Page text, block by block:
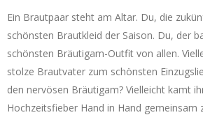
Ein Brautpaar steht am Altar. Du, die
schönsten Brautkleid der Saison. Du, der
schönsten Bräutigam-Outfit von allen.
stolze Brautvater zum schönsten
den nervösen Bräutigam? Vielleicht kamt
Hochzeitsfieber Hand in Hand gemeinsam